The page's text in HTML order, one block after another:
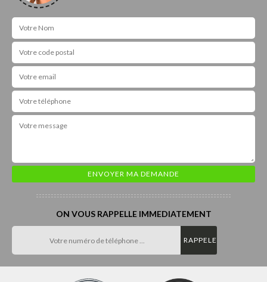
ON VOUS RAPPELLE IMMEDIATEMENT